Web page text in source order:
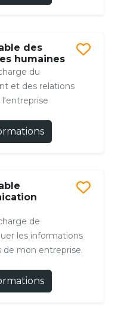
des
humaines
du
et des relations
l'entreprise
de
les informations
de mon entreprise.